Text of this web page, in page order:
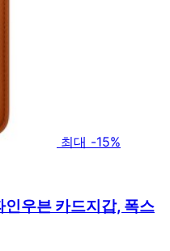
최대 -15%
우븐 카드지갑, 폭스